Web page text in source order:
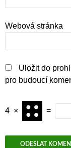
Webová stránka
Uložit do
pro budoucí
4 × =